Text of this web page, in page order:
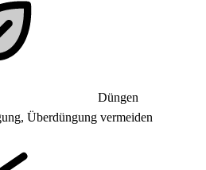
Düngen
Überdüngung vermeiden